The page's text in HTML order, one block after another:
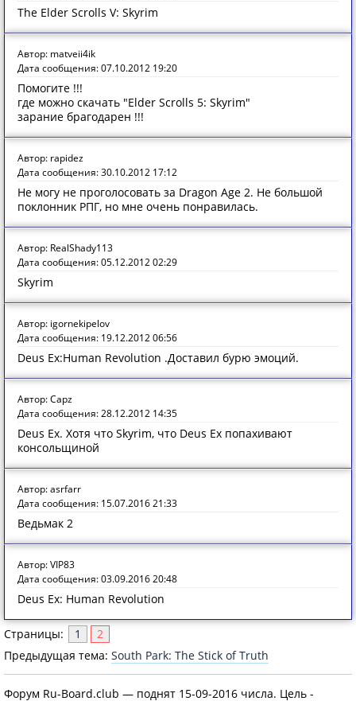
The Elder Scrolls V: Skyrim
Автор: matveii4ik
Дата сообщения: 07.10.2012 19:20
Помогите !!!
где можно скачать "Elder Scrolls 5: Skyrim"
зарание брагодарен !!!
Автор: rapidez
Дата сообщения: 30.10.2012 17:12
Не могу не проголосовать за Dragon Age 2. Не большой
поклонник РПГ, но мне очень понравилась.
Автор: RealShady113
Дата сообщения: 05.12.2012 02:29
Skyrim
Автор: igornekipelov
Дата сообщения: 19.12.2012 06:56
Deus Ex:Human Revolution .Доставил бурю эмоций.
Автор: Capz
Дата сообщения: 28.12.2012 14:35
Deus Ex. Хотя что Skyrim, что Deus Ex попахивают
консольщиной
Автор: asrfarr
Дата сообщения: 15.07.2016 21:33
Ведьмак 2
Автор: VIP83
Дата сообщения: 03.09.2016 20:48
Deus Ex: Human Revolution
Страницы: 1
2
Предыдущая тема: South Park: The Stick of Truth
Форум Ru-Board.club — поднят 15-09-2016 числа. Цель -